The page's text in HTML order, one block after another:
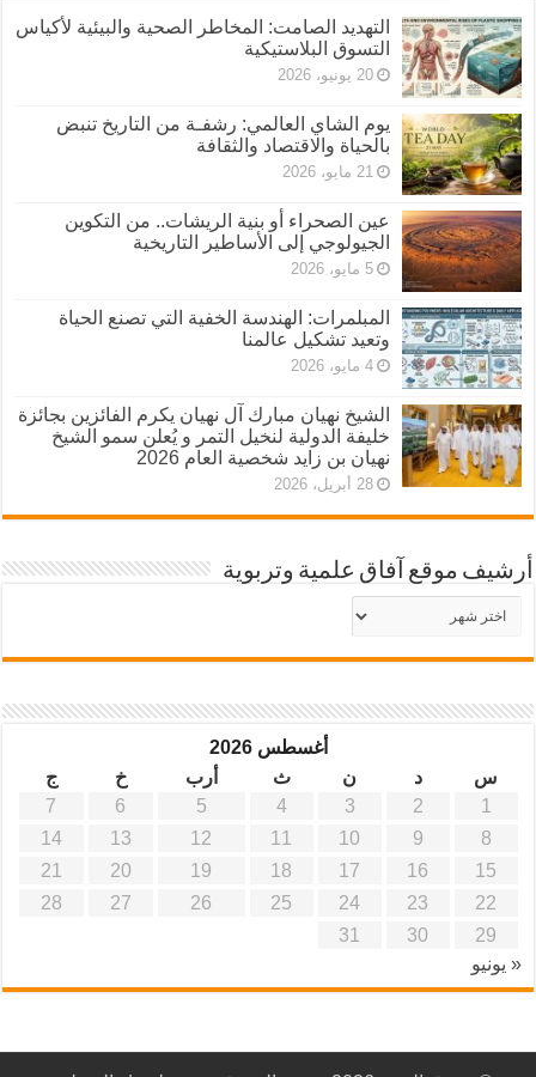
التهديد الصامت: المخاطر الصحية والبيئية لأكياس
التسوق البلاستيكية
20 يونيو، 2026
يوم الشاي العالمي: رشفـة من التاريخ تنبض
بالحياة والاقتصاد والثقافة
21 مايو، 2026
عين الصحراء أو بنية الريشات.. من التكوين
الجيولوجي إلى الأساطير التاريخية
5 مايو، 2026
المبلمرات: الهندسة الخفية التي تصنع الحياة
وتعيد تشكيل عالمنا
4 مايو، 2026
الشيخ نهيان مبارك آل نهيان يكرم الفائزين بجائزة
خليفة الدولية لنخيل التمر و يُعلن سمو الشيخ
نهيان بن زايد شخصية العام 2026
28 أبريل، 2026
أرشيف موقع آفاق علمية وتربوية
أرشيف
موقع
آفاق
أغسطس 2026
س
د ن ث أرب خ
ج
1
2
3
4
5
6
7
8
9
10
11
12
13
14
15
16
17
18
19
20
21
22
23
24
25
26
27
28
29
30
31
« يونيو